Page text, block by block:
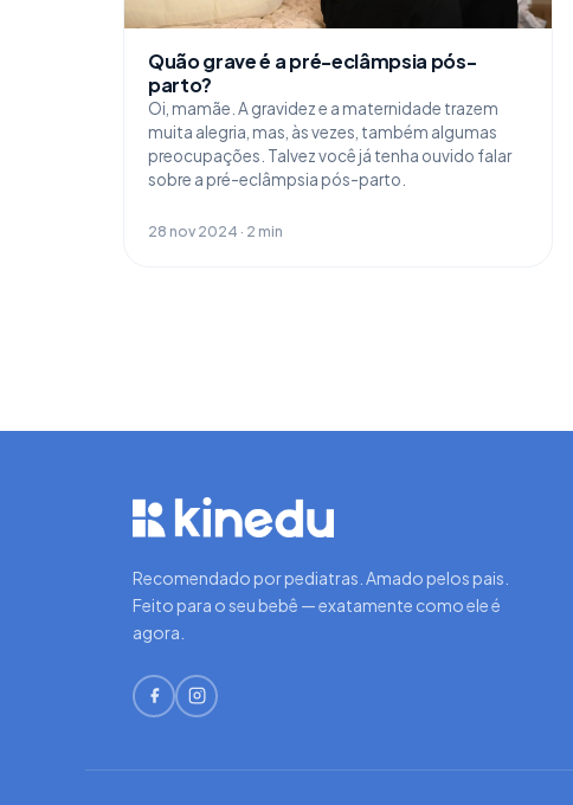
Quão grave é a pré-eclâmpsia pós-
parto?
Oi, mamãe. A gravidez e a maternidade trazem
muita alegria, mas, às vezes, também algumas
preocupações. Talvez você já tenha ouvido falar
sobre a pré-eclâmpsia pós-parto.
28 nov 2024 · 2 min
Recomendado por pediatras. Amado pelos pais.
Feito para o seu bebê — exatamente como ele é
agora.